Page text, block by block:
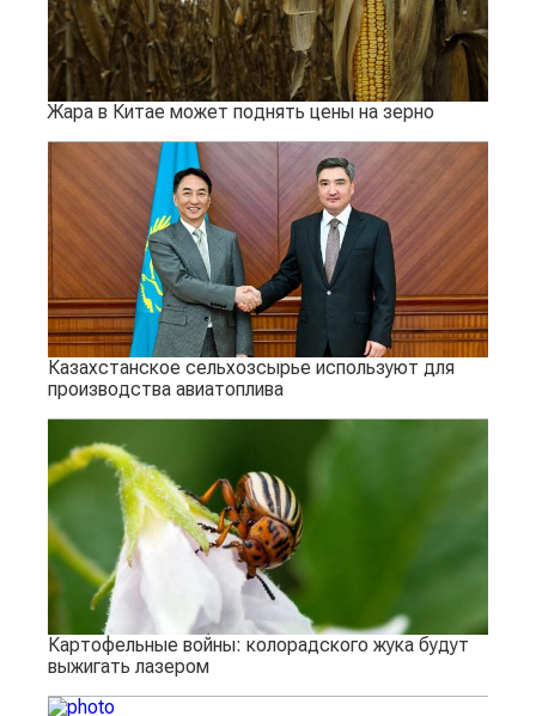
Жара в Китае может поднять цены на зерно
Казахстанское сельхозсырье используют для
производства авиатоплива
Картофельные войны: колорадского жука будут
выжигать лазером